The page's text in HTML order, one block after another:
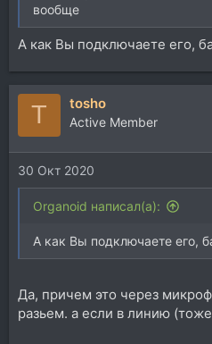
вообще
А как Вы подключаете его,
T tosho
Active Member
30 Окт 2020
Organoid написал(а):
А как Вы подключаете его,
Да, причем это через
разьем. а если в линию